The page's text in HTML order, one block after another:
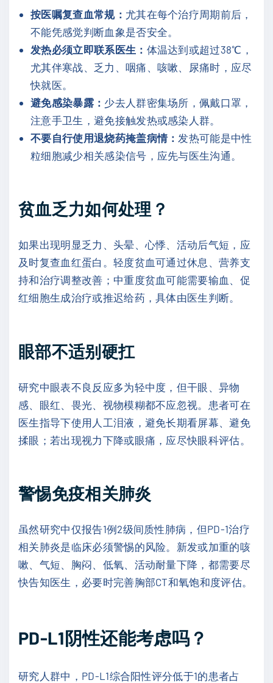
按医嘱复查血常规： 尤其在每个治疗周期前后，
不能凭感觉判断血象是否安全。
发热必须立即联系医生： 体温达到或超过38℃，
尤其伴寒战、乏力、咽痛、咳嗽、尿痛时，应尽
快就医。
避免感染暴露： 少去人群密集场所，佩戴口罩，
注意手卫生，避免接触发热或感染人群。
不要自行使用退烧药掩盖病情： 发热可能是中性
粒细胞减少相关感染信号，应先与医生沟通。
贫血乏力如何处理？
如果出现明显乏力、头晕、心悸、活动后气短，应
及时复查血红蛋白。轻度贫血可通过休息、营养支
持和治疗调整改善；中重度贫血可能需要输血、促
红细胞生成治疗或推迟给药，具体由医生判断。
眼部不适别硬扛
研究中眼表不良反应多为轻中度，但干眼、异物
感、眼红、畏光、视物模糊都不应忽视。患者可在
医生指导下使用人工泪液，避免长期看屏幕、避免
揉眼；若出现视力下降或眼痛，应尽快眼科评估。
警惕免疫相关肺炎
虽然研究中仅报告1例2级间质性肺病，但PD-1治疗
相关肺炎是临床必须警惕的风险。新发或加重的咳
嗽、气短、胸闷、低氧、活动耐量下降，都需要尽
快告知医生，必要时完善胸部CT和氧饱和度评估。
PD-L1阴性还能考虑吗？
研究人群中，PD-L1综合阳性评分低于1的患者占